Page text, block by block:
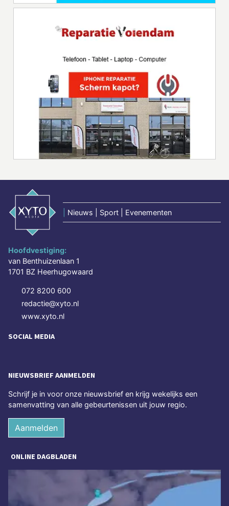
Nieuws | Sport | Evenementen
Hoofdvestiging:
van Benthuizenlaan 1
1701 BZ Heerhugowaard
072 8200 600
redactie@xyto.nl
www.xyto.nl
SOCIAL MEDIA
NIEUWSBRIEF AANMELDEN
Schrijf je in voor onze nieuwsbrief en krijg wekelijks een
samenvatting van alle gebeurtenissen uit jouw regio.
Aanmelden
ONLINE DAGBLADEN